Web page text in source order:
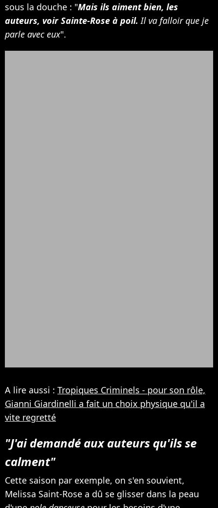
sous la douche : "Mais ils aiment bien, les
auteurs, voir Sainte-Rose à poil. Il va falloir que je
parle avec eux".
A lire aussi : Tropiques Criminels - pour son rôle,
Gianni Giardinelli a fait un choix physique qu'il a
vite regretté
"J'ai demandé aux auteurs qu'ils se
calment"
Cette saison par exemple, on s'en souvient,
Melissa Saint-Rose a dû se glisser dans la peau